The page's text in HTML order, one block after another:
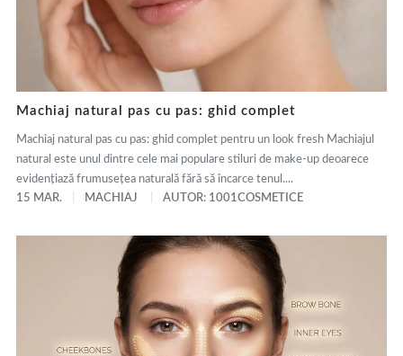
Machiaj natural pas cu pas: ghid complet
Machiaj natural pas cu pas: ghid complet pentru un look fresh Machiajul
natural este unul dintre cele mai populare stiluri de make-up deoarece
evidențiază frumusețea naturală fără să încarce tenul....
15 MAR.
MACHIAJ AUTOR: 1001COSMETICE